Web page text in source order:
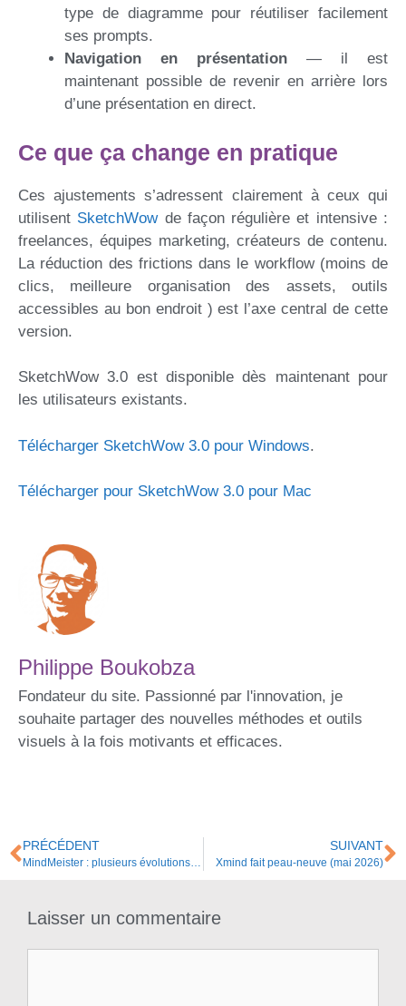
Philippe Boukobza
Fondateur du site. Passionné par l'innovation, je
souhaite partager des nouvelles méthodes et outils
visuels à la fois motivants et efficaces.
type de diagramme pour réutiliser facilement
ses prompts.
Navigation en présentation — il est
maintenant possible de revenir en arrière lors
d’une présentation en direct.
Ce que ça change en pratique
Ces ajustements s’adressent clairement à ceux qui
utilisent SketchWow de façon régulière et intensive :
freelances, équipes marketing, créateurs de contenu.
La réduction des frictions dans le workflow (moins de
clics, meilleure organisation des assets, outils
accessibles au bon endroit ) est l’axe central de cette
version.
SketchWow 3.0 est disponible dès maintenant pour
les utilisateurs existants.
Télécharger SketchWow 3.0 pour Windows.
Télécharger pour SketchWow 3.0 pour Mac
PRÉCÉDENT
MindMeister : plusieurs évolutions centrées sur la collaboration et la productivité
SUIVANT
Xmind fait peau-neuve (mai 2026)
Laisser un commentaire